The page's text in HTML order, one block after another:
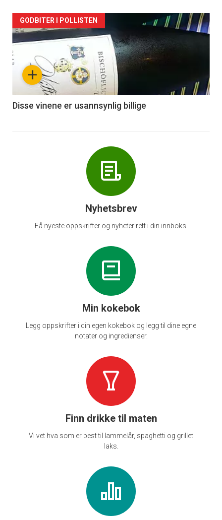
Forsiden
akkurat
nå
6
+
GODBITER I POLLISTEN
Disse vinene er usannsynlig billige
Nyhetsbrev
Få nyeste oppskrifter og nyheter rett i din innboks.
Min kokebok
Legg oppskrifter i din egen kokebok og legg til dine egne
notater og ingredienser.
Finn drikke til maten
Vi vet hva som er best til lammelår, spaghetti og grillet
laks.